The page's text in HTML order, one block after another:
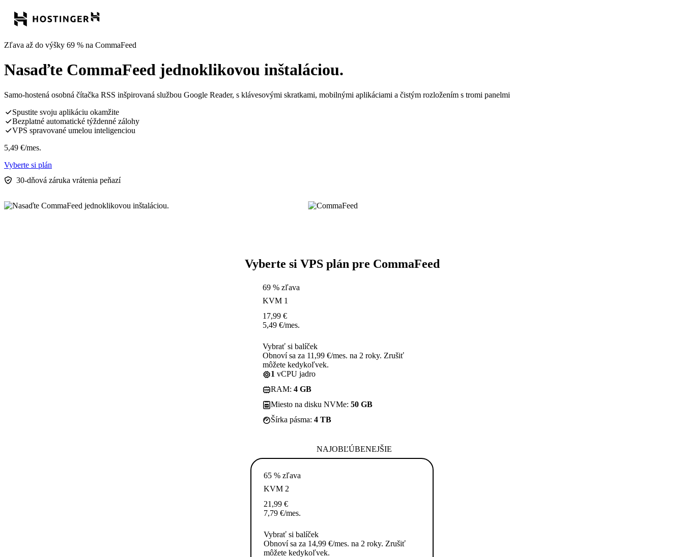
Zľava až do výšky 69 % na CommaFeed
Nasaďte CommaFeed jednoklikovou inštaláciou.
Samo-hostená osobná čítačka RSS inšpirovaná službou Google Reader, s klávesovými skratkami, mobilnými aplikáciami a čistým rozložením s tromi panelmi
Spustite svoju aplikáciu okamžite
Bezplatné automatické týždenné zálohy
VPS spravované umelou inteligenciou
5,49 €/mes.
Vyberte si plán
30-dňová záruka vrátenia peňazí
Vyberte si VPS plán pre CommaFeed
69 % zľava
KVM 1
17,99 €
5,49 €/mes.
Vybrať si balíček
Obnoví sa za 11,99 €/mes. na 2 roky. Zrušiť
môžete kedykoľvek.
1 vCPU jadro
RAM: 4 GB
Miesto na disku NVMe: 50 GB
Šírka pásma: 4 TB
NAJOBĽÚBENEJŠIE
65 % zľava
KVM 2
21,99 €
7,79 €/mes.
Vybrať si balíček
Obnoví sa za 14,99 €/mes. na 2 roky. Zrušiť
môžete kedykoľvek.